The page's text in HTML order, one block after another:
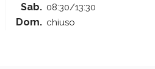
Sab. 08:30/13:30
Dom. chiuso